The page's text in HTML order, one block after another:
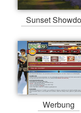
Sunset
Werbung